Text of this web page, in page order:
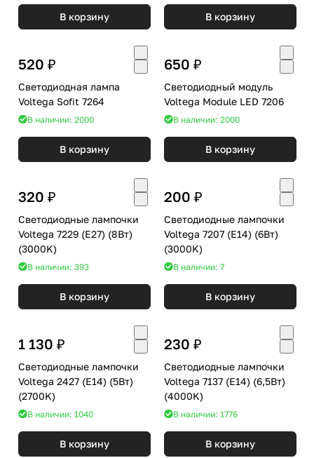
В корзину В корзину
520 ₽
Светодиодная лампа
Voltega Sofit 7264
В наличии: 2000
В корзину
650 ₽
Светодиодный модуль
Voltega Module LED 7206
В наличии: 2000
В корзину
320 ₽
Светодиодные лампочки
Voltega 7229 (E27) (8Вт)
(3000K)
В наличии: 393
В корзину
200 ₽
Светодиодные лампочки
Voltega 7207 (E14) (6Вт)
(3000K)
В наличии: 7
В корзину
1 130 ₽
Светодиодные лампочки
Voltega 2427 (E14) (5Вт)
(2700K)
В наличии: 1040
В корзину
230 ₽
Светодиодные лампочки
Voltega 7137 (E14) (6,5Вт)
(4000K)
В наличии: 1776
В корзину